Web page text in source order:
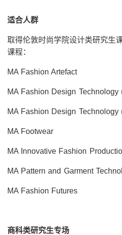
适合人群
取得伦敦时尚学院设计类研究生
课程：
MA Fashion Artefact
MA Fashion Design Technology
MA Fashion Design Technology
MA Footwear
MA Innovative Fashion
MA Pattern and Garment
MA Fashion Futures
商科类研究生专场